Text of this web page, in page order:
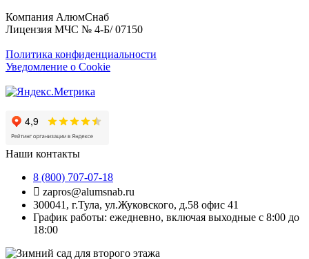
Компания АлюмСнаб
Лицензия МЧС № 4-Б/ 07150
Политика конфиденциальности
Уведомление о Cookie
Наши контакты
8 (800) 707-07-18
zapros@alumsnab.ru
300041, г.Тула, ул.Жуковского, д.58 офис 41
График работы: ежедневно, включая выходные с 8:00 до
18:00